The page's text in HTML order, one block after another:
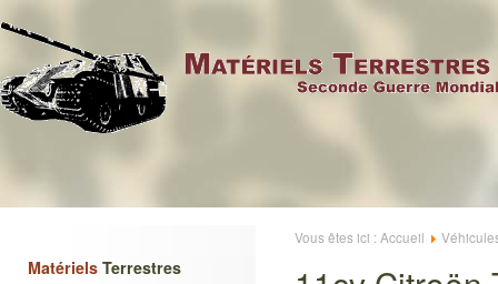
Matériels Terrestres
Vous êtes ici : Accueil